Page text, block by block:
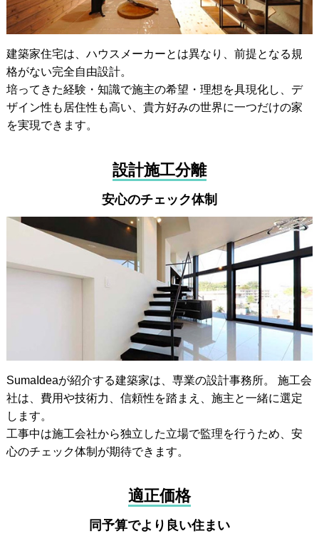
建築家住宅は、ハウスメーカーとは異なり、前提となる規
格がない完全自由設計。
培ってきた経験・知識で施主の希望・理想を具現化し、デ
ザイン性も居住性も高い、貴方好みの世界に一つだけの家
を実現できます。
設計施工分離
安心のチェック体制
SumaIdeaが紹介する建築家は、専業の設計事務所。 施工会
社は、費用や技術力、信頼性を踏まえ、施主と一緒に選定
します。
工事中は施工会社から独立した立場で監理を行うため、安
心のチェック体制が期待できます。
適正価格
同予算でより良い住まい